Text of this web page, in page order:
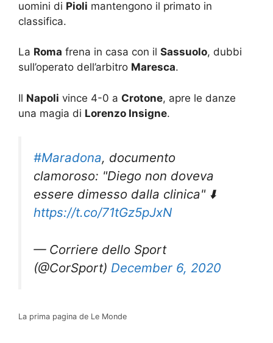
uomini di Pioli mantengono il primato in
classifica.
La Roma frena in casa con il Sassuolo, dubbi
sull’operato dell’arbitro Maresca.
Il Napoli vince 4-0 a Crotone, apre le danze
una magia di Lorenzo Insigne.
#Maradona, documento
clamoroso: "Diego non doveva
essere dimesso dalla clinica" ⬇️
https://t.co/71tGz5pJxN
— Corriere dello Sport
(@CorSport) December 6, 2020
La prima pagina de Le Monde